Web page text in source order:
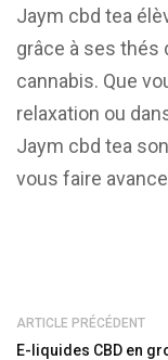
Jaym cbd tea
grâce à ses thés
cannabis. Que
relaxation ou
Jaym cbd tea
vous faire
ARTICLE PRÉCÉDENT
E-liquides CBD en